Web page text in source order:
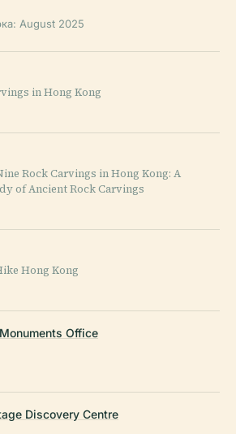
August 2025
in Hong Kong
Rock Carvings in Hong Kong: A
of Ancient Rock Carvings
Hong Kong
Office
Discovery Centre